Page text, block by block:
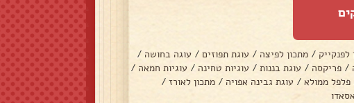
לפנקייק / מתכון לפיצה / עוגת תפוזים / עוגה בחושה /
/ פריקסה / עוגת בננות / עוגיות טחינה / עוגיות חמאה /
פלפל ממולא / עוגת גבינה אפויה / מתכון לאורז /
אסאדו